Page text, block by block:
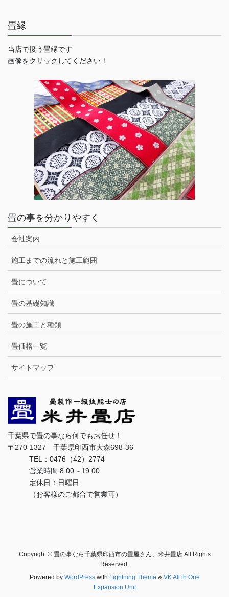
畳縁
当店で扱う畳縁です
画像をクリックしてください！
畳の事を分かりやすく
会社案内
施工までの流れと施工範囲
畳について
畳の基礎知識
畳の施工と種類
畳価格一覧
サイトマップ
千葉県で畳の事なら何でもお任せ！
〒270-1327 千葉県印西市大森698-36
TEL：0476（42）2774
営業時間 8:00～19:00
定休日：日曜日
（お客様のご都合で営業可）
Copyright © 畳の事なら千葉県印西市の畳屋さん、米井畳店 All Rights
Reserved.
Powered by WordPresswith Lightning Theme & VK All in One
Expansion Unit